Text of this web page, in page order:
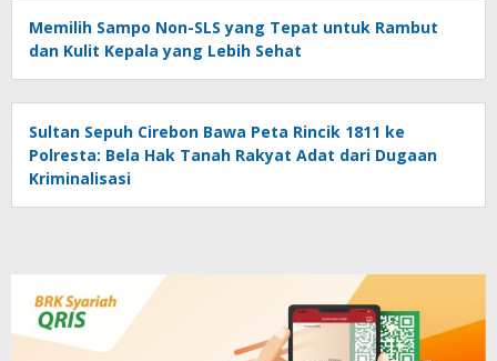
Memilih Sampo Non-SLS yang Tepat untuk Rambut
dan Kulit Kepala yang Lebih Sehat
Sultan Sepuh Cirebon Bawa Peta Rincik 1811 ke
Polresta: Bela Hak Tanah Rakyat Adat dari Dugaan
Kriminalisasi